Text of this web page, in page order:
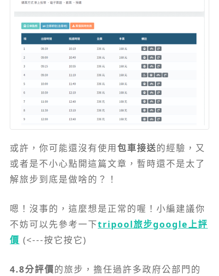
或許，你可能還沒有使用包車接送的經驗，又
或者是不小心點開這篇文章，暫時還不是太了
解旅步到底是做啥的？！
嗯！沒事的，這麼想是正常的喔！小編建議你
不妨可以先參考一下tripool旅步google上評
價 (<---按它按它)
4.8分評價的旅步，擔任過許多政府公部門的